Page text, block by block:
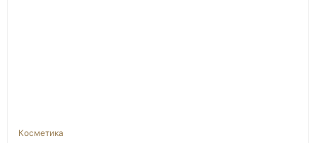
Косметика